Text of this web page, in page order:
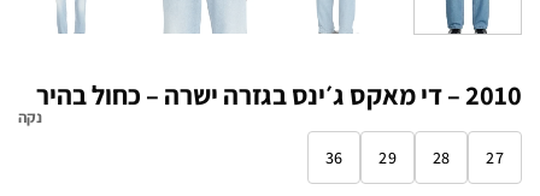
2010 – די מאקס ג׳ינס בגזרה ישרה – כחול בהיר
27
28
29
36
נקה